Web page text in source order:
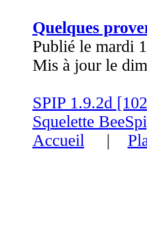
Quelques
Publié le mardi
Mis à jour le
SPIP 1.9.2d
Squelette
Accueil |